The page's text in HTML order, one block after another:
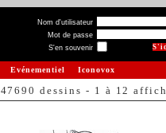
Nom d'utilisateur
Mot de passe
S'en souvenir
Evénementiel Iconovox
47690 dessins - 1 à 12